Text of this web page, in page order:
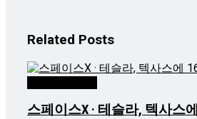
Related Posts
스페이스X · 테슬라, 텍사스